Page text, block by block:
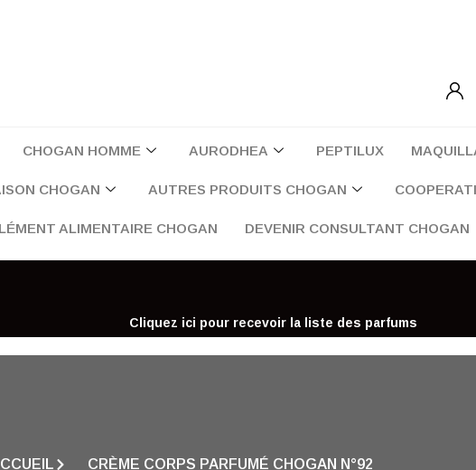
CHOGAN HOMME AURODHEA PEPTILUX
CHOGAN AUTRES PRODUITS CHOGAN
ALIMENTAIRE CHOGAN DEVENIR CONSULTANT CHOGAN
Cliquez ici pour recevoir la liste des parfums
CRÈME CORPS PARFUMÉ CHOGAN N°92